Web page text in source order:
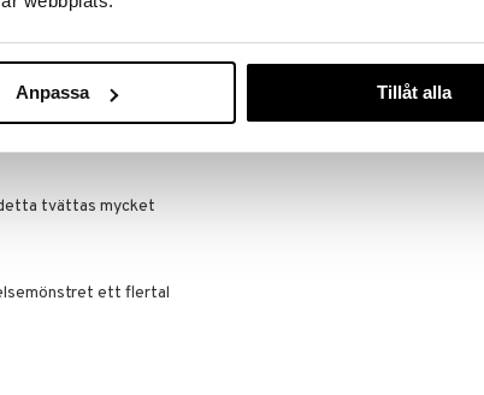
Anpassa Tillåt alla
av skärpan skall
med keramikstavarna
tvättas mycket
ett flertal